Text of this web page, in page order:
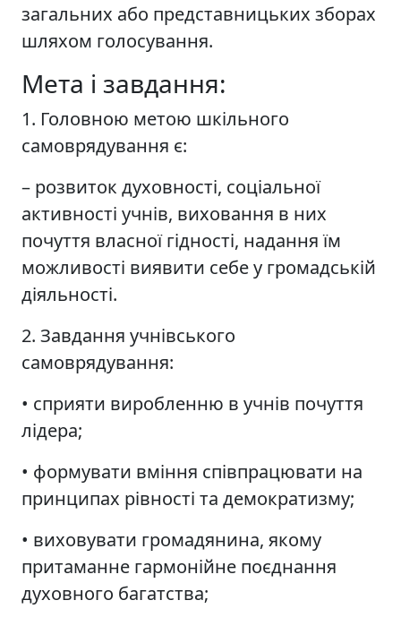
загальних або представницьких зборах
шляхом голосування.
Мета і завдання:
1. Головною метою шкільного
самоврядування є:
– розвиток духовності, соціальної
активності учнів, виховання в них
почуття власної гідності, надання їм
можливості виявити себе у громадській
діяльності.
2. Завдання учнівського
самоврядування:
• сприяти виробленню в учнів почуття
лідера;
• формувати вміння співпрацювати на
принципах рівності та демократизму;
• виховувати громадянина, якому
притаманне гармонійне поєднання
духовного багатства;